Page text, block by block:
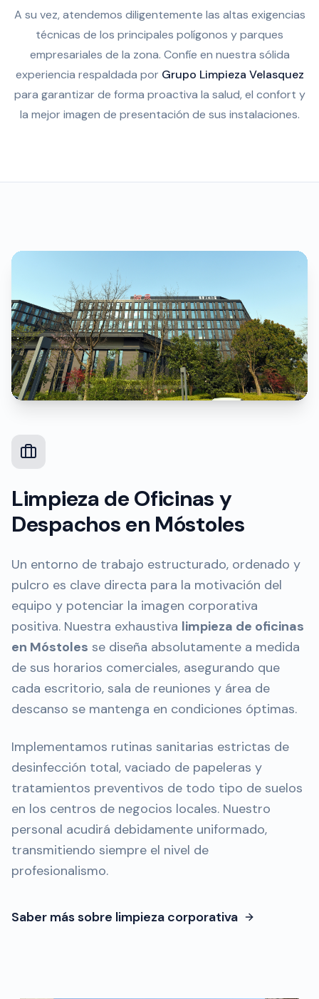
A su vez, atendemos diligentemente las altas exigencias
técnicas de los principales polígonos y parques
empresariales de la zona. Confíe en nuestra sólida
experiencia respaldada por Grupo Limpieza Velasquez
para garantizar de forma proactiva la salud, el confort y
la mejor imagen de presentación de sus instalaciones.
Limpieza de Oficinas y
Despachos en Móstoles
Un entorno de trabajo estructurado, ordenado y
pulcro es clave directa para la motivación del
equipo y potenciar la imagen corporativa
positiva. Nuestra exhaustiva limpieza de oficinas
en Móstoles se diseña absolutamente a medida
de sus horarios comerciales, asegurando que
cada escritorio, sala de reuniones y área de
descanso se mantenga en condiciones óptimas.
Implementamos rutinas sanitarias estrictas de
desinfección total, vaciado de papeleras y
tratamientos preventivos de todo tipo de suelos
en los centros de negocios locales. Nuestro
personal acudirá debidamente uniformado,
transmitiendo siempre el nivel de
profesionalismo.
Saber más sobre limpieza corporativa